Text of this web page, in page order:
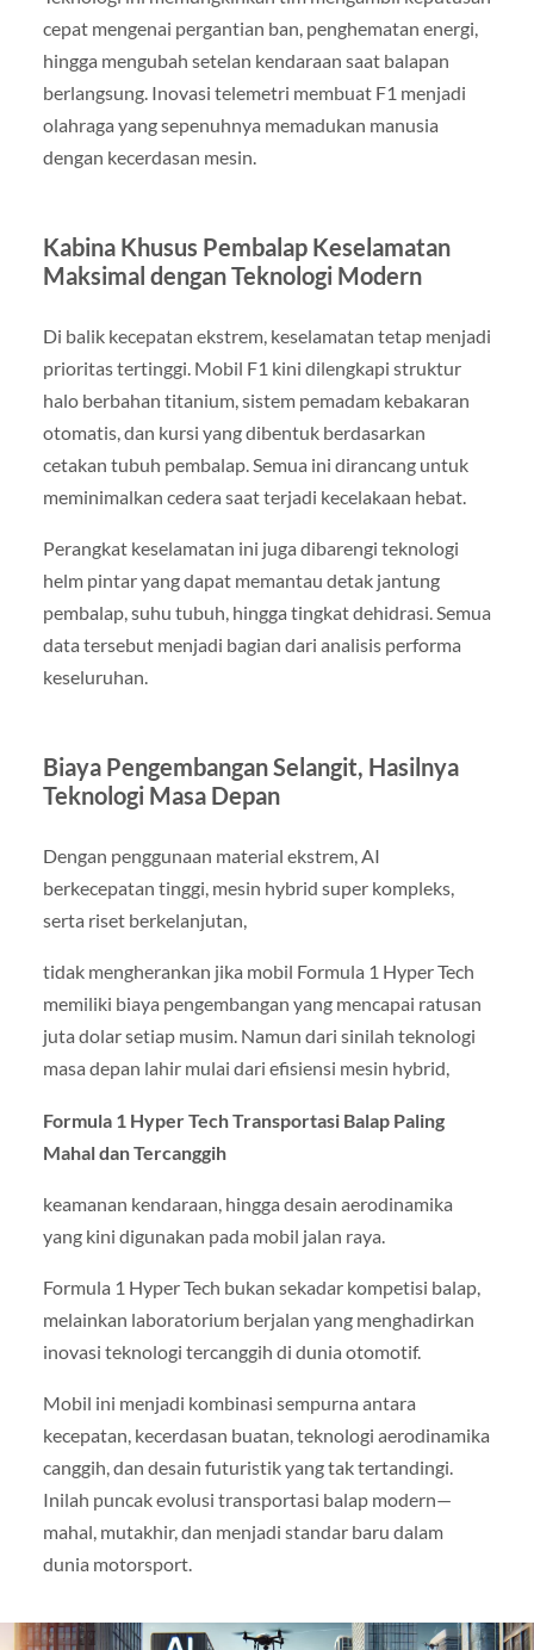
cepat mengenai pergantian ban, penghematan energi,
hingga mengubah setelan kendaraan saat balapan
berlangsung. Inovasi telemetri membuat F1 menjadi
olahraga yang sepenuhnya memadukan manusia
dengan kecerdasan mesin.
Kabina Khusus Pembalap Keselamatan
Maksimal dengan Teknologi Modern
Di balik kecepatan ekstrem, keselamatan tetap menjadi
prioritas tertinggi. Mobil F1 kini dilengkapi struktur
halo berbahan titanium, sistem pemadam kebakaran
otomatis, dan kursi yang dibentuk berdasarkan
cetakan tubuh pembalap. Semua ini dirancang untuk
meminimalkan cedera saat terjadi kecelakaan hebat.
Perangkat keselamatan ini juga dibarengi teknologi
helm pintar yang dapat memantau detak jantung
pembalap, suhu tubuh, hingga tingkat dehidrasi. Semua
data tersebut menjadi bagian dari analisis performa
keseluruhan.
Biaya Pengembangan Selangit, Hasilnya
Teknologi Masa Depan
Dengan penggunaan material ekstrem, AI
berkecepatan tinggi, mesin hybrid super kompleks,
serta riset berkelanjutan,
tidak mengherankan jika mobil Formula 1 Hyper Tech
memiliki biaya pengembangan yang mencapai ratusan
juta dolar setiap musim. Namun dari sinilah teknologi
masa depan lahir mulai dari efisiensi mesin hybrid,
Formula 1 Hyper Tech Transportasi Balap Paling
Mahal dan Tercanggih
keamanan kendaraan, hingga desain aerodinamika
yang kini digunakan pada mobil jalan raya.
Formula 1 Hyper Tech bukan sekadar kompetisi balap,
melainkan laboratorium berjalan yang menghadirkan
inovasi teknologi tercanggih di dunia otomotif.
Mobil ini menjadi kombinasi sempurna antara
kecepatan, kecerdasan buatan, teknologi aerodinamika
canggih, dan desain futuristik yang tak tertandingi.
Inilah puncak evolusi transportasi balap modern—
mahal, mutakhir, dan menjadi standar baru dalam
dunia motorsport.